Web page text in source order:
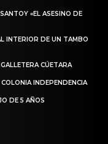
«EL ASESINO DE
INTERIOR DE UN TAMBO
CÚETARA
INDEPENDENCIA
DE 5 AÑOS